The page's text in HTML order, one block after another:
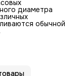
диаметра
обычной